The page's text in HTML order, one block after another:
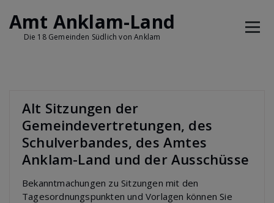
content
Amt Anklam-Land
Die 18 Gemeinden Südlich von Anklam
Alt Sitzungen der
Gemeindevertretungen, des
Schulverbandes, des Amtes
Anklam-Land und der Ausschüsse
Bekanntmachungen zu Sitzungen mit den
Tagesordnungspunkten und Vorlagen können Sie